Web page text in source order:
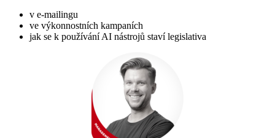
v e-mailingu
ve výkonnostních kampaních
jak se k používání AI nástrojů staví legislativa